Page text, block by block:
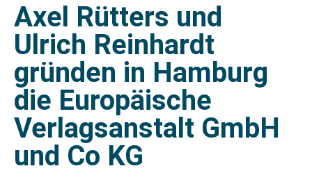
Axel Rütters und
Ulrich Reinhardt
gründen in Hamburg
die Europäische
Verlagsanstalt GmbH
und Co KG